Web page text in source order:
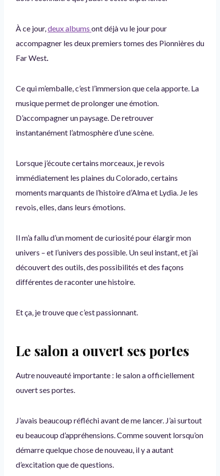
À ce jour,deux albums ont déjà vu le jour pour
accompagner les deux premiers tomes des Pionnières du
Far West.
Ce qui m’emballe, c’est l’immersion que cela apporte. La
musique permet de prolonger une émotion.
D’accompagner un paysage. De retrouver
instantanément l’atmosphère d’une scène.
Lorsque j’écoute certains morceaux, je revois
immédiatement les plaines du Colorado, certains
moments marquants de l’histoire d’Alma et Lydia. Je les
revois, elles, dans leurs émotions.
Il m’a fallu d’un moment de curiosité pour élargir mon
univers – et l’univers des possible. Un seul instant, et j’ai
découvert des outils, des possibilités et des façons
différentes de raconter une histoire.
Et ça, je trouve que c’est passionnant.
Le salon a ouvert ses portes
Autre nouveauté importante : le salon a officiellement
ouvert ses portes.
J’avais beaucoup réfléchi avant de me lancer. J’ai surtout
eu beaucoup d’appréhensions. Comme souvent lorsqu’on
démarre quelque chose de nouveau, il y a autant
d’excitation que de questions.